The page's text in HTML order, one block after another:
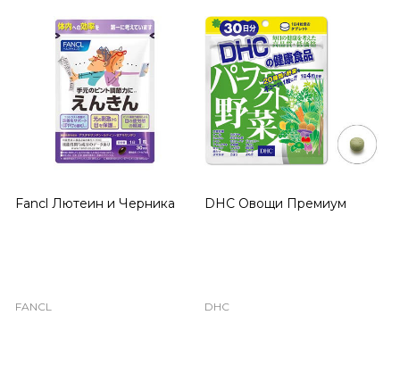
Fancl Лютеин и Черника
FANCL
DHC Овощи Премиум
DHC